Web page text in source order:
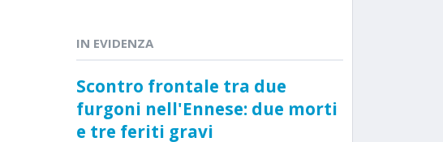
IN EVIDENZA
Scontro frontale tra due
furgoni nell'Ennese: due morti
e tre feriti gravi